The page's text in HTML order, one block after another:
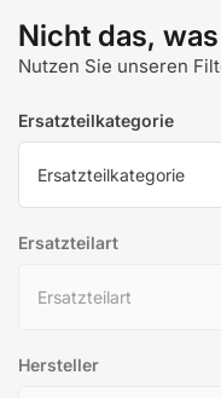
Nicht das,
Nutzen Sie unseren
Ersatzteilkategorie
Ersatzteilart
Hersteller